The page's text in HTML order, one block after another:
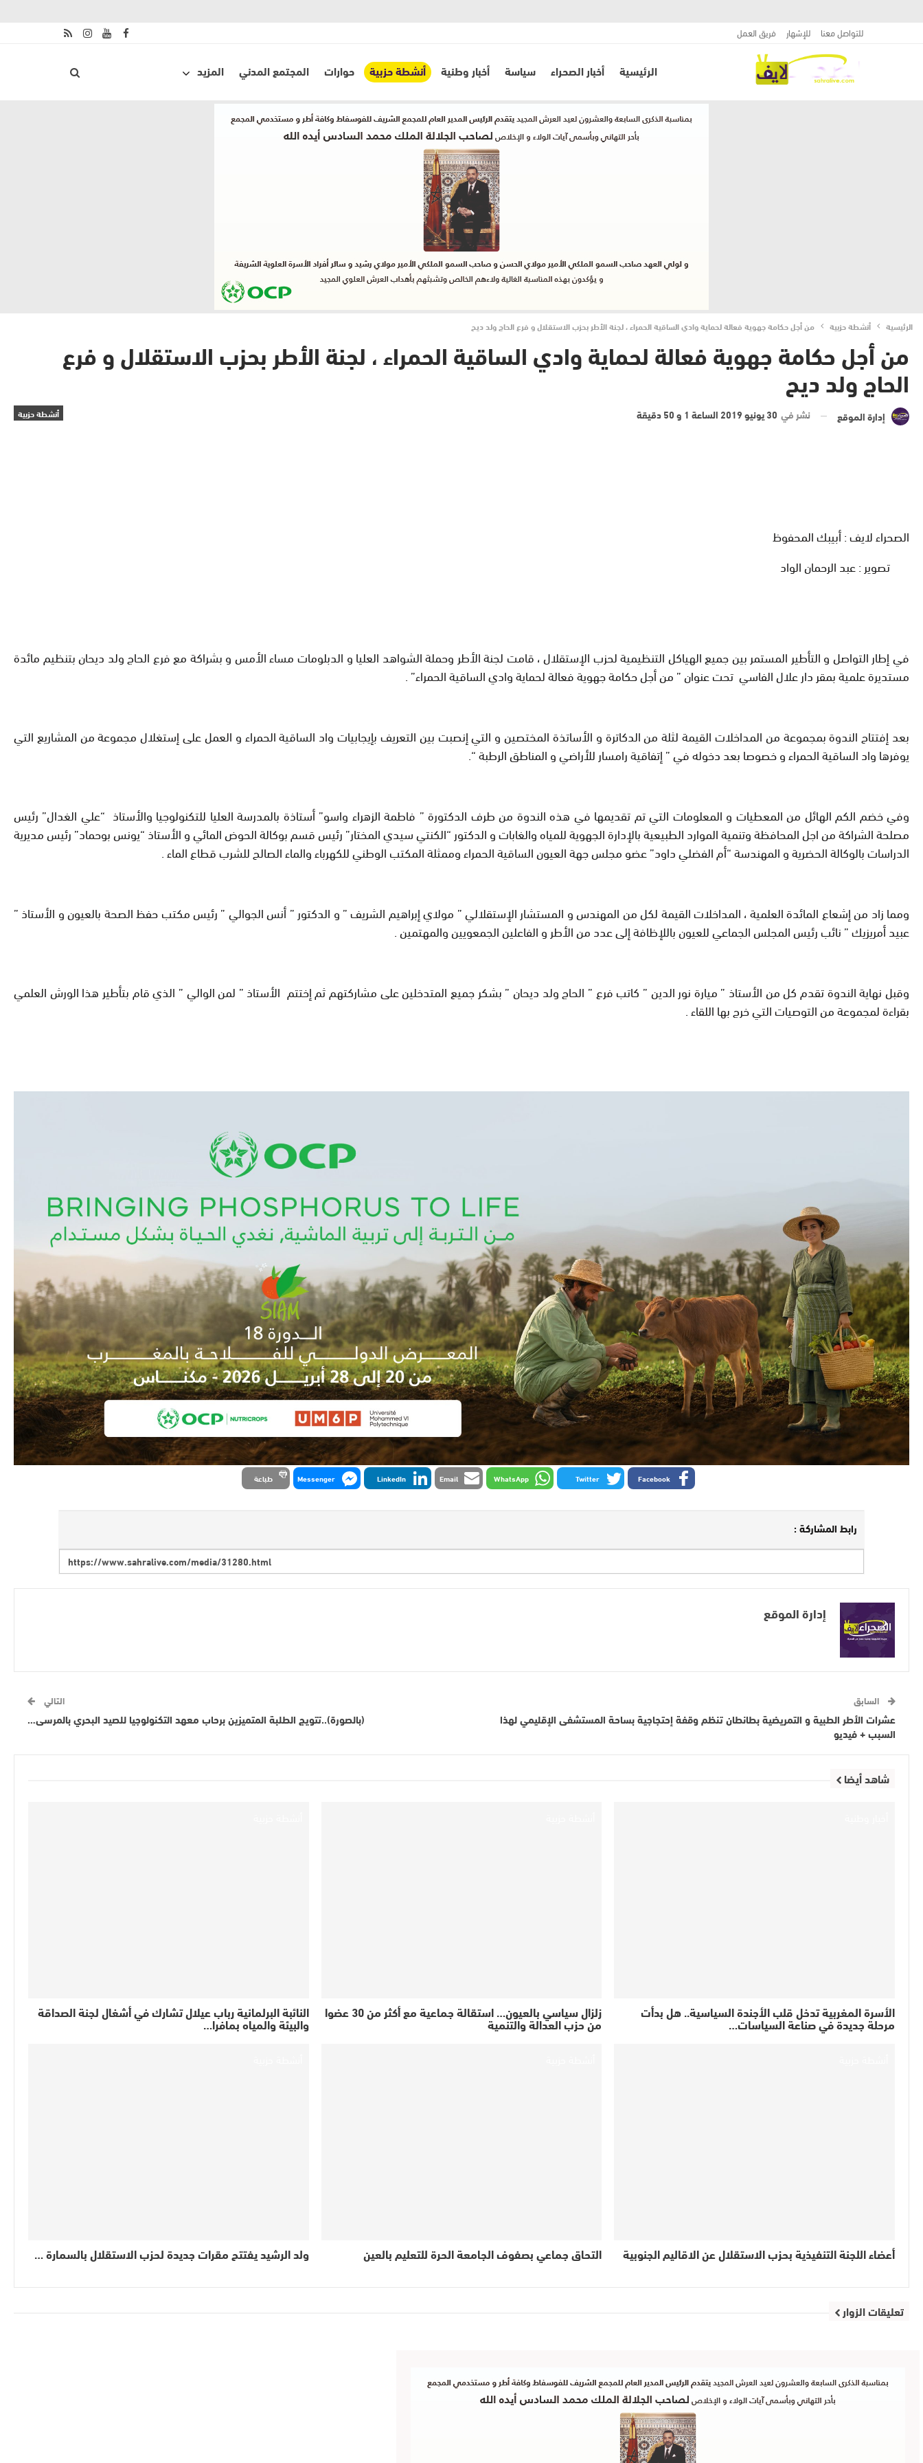
للتواصل معنا للإشهار فريق العمل
الرئيسية أخبار الصحراء سياسة أخبار وطنية أنشطة حزبية حوارات المجتمع المدني المزيد
الرئيسية أنشطة حزبية من أجل حكامة جهوية فعالة لحماية وادي الساقية الحمراء ، لجنة الأطر بحزب الاستقلال و فرع الحاج ولد ديح
من أجل حكامة جهوية فعالة لحماية وادي الساقية الحمراء ، لجنة الأطر بحزب الاستقلال و فرع
الحاج ولد ديح
أنشطة حزبية إدارة الموقع نشر في 30 يونيو 2019 الساعة 1 و 50 دقيقة
الصحراء لايف : أبيبك المحفوظ
تصوير : عبد الرحمان الواد
في إطار التواصل و التأطير المستمر بين جميع الهياكل التنظيمية لحزب الإستقلال ، قامت لجنة الأطر وحملة الشواهد العليا و الدبلومات مساء الأمس و بشراكة مع فرع الحاج ولد ديحان بتنظيم مائدة
مستديرة علمية بمقر دار علال الفاسي تحت عنوان ”من أجل حكامة جهوية فعالة لحماية وادي الساقية الحمراء” .
بعد إفتتاح الندوة بمجموعة من المداخلات القيمة لثلة من الدكاترة و الأساتذة المختصين و التي إنصبت بين التعريف بإيجابيات واد الساقية الحمراء و العمل على إستغلال مجموعة من المشاريع التي
يوفرها واد الساقية الحمراء و خصوصا بعد دخوله في ” إتفاقية رامسار للأراضي و المناطق الرطبة “.
وفي خضم الكم الهائل من المعطيات و المعلومات التي تم تقديمها في هذه الندوة من طرف الدكتورة ” فاطمة الزهراء واسو” أستاذة بالمدرسة العليا للتكنولوجيا والأستاذ “علي الغدال” رئيس
مصلحة الشراكة من اجل المحافظة وتنمية الموارد الطبيعية بالإدارة الجهوية للمياه والغابات و الدكتور “الكنتي سيدي المختار” رئيس قسم بوكالة الحوض المائي و الأستاذ “يونس بوحماد” رئيس مديرية
الدراسات بالوكالة الحضرية و المهندسة “أم الفضلي داود” عضو مجلس جهة العيون الساقية الحمراء وممثلة المكتب الوطني للكهرباء والماء الصالح للشرب قطاع الماء .
ومما زاد من إشعاع المائدة العلمية ، المداخلات القيمة لكل من المهندس و المستشار الإستقلالي ” مولاي إبراهيم الشريف ” و الدكتور ” أنس الجوالي ” رئيسمكتب حفظ الصحة بالعيون و الأستاذ ”
عبيد أمريزيك ” نائب رئيس المجلس الجماعي للعيون باللإظافة إلى عدد من الأطر و الفاعلين الجمعويين والمهتمين .
وقبل نهاية الندوة تقدم كل من الأستاذ ” ميارة نور الدين ” كاتب فرع ” الحاج ولد ديحان ” بشكر جميع المتدخلين على مشاركتهم ثم إختتم الأستاذ ” لمن الوالي ” الذي قام بتأطير هذا الورش العلمي
بقراءة لمجموعة من التوصيات التي خرج بها اللقاء .
Facebook
Twitter
WhatsApp
Email
LinkedIn
Messenger طباعة
رابط المشاركة :
إدارة الموقع
السابق
عشرات الأطر الطبية و التمريضية بطانطان تنظم وقفة إحتجاجية بساحة المستشفى الإقليمي لهذا
السبب + فيديو
التالي
(بالصورة)..تتويج الطلبة المتميزين برحاب معهد التكنولوجيا للصيد البحري بالمرسى…
شاهد أيضا
الأسرة المغربية تدخل قلب الأجندة السياسية.. هل بدأت
مرحلة جديدة في صناعة السياسات…
زلزال سياسي بالعيون… استقالة جماعية مع أكثر من 30 عضوا
من حزب العدالة والتنمية
النائبة البرلمانية رباب عيلال تشارك في أشغال لجنة الصداقة
والبيئة والمياه بمافرا…
أعضاء اللجنة التنفيذية بحزب الاستقلال عن الاقاليم الجنوبية التحاق جماعي بصفوف الجامعة الحرة للتعليم بالعين ولد الرشيد يفتتح مقرات جديدة لحزب الاستقلال بالسمارة …
تعليقات الزوار